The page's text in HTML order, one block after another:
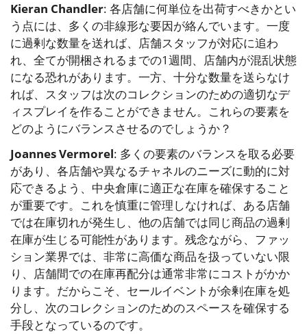
Kieran Chandler: 各店舗に何単位を出荷すべきかとい
う点には、多くの非線形な要因が絡んでいます。一度
に過剰な数量を送れば、店舗スタッフが対応に追わ
れ、全てが開梱されるまでの1週間、店舗内が混乱状態
になる恐れがあります。一方、十分な数量を送らなけ
れば、スタッフは次のコレクションのための適切なデ
ィスプレイを作ることができません。これらの要素を
どのようにバランスさせるのでしょうか？
Joannes Vermorel: 多くの要素のバランスを取る必要
があり、各店舗や異なるチャネルのニーズに動的に対
応できるよう、中央倉庫に適正な在庫を確保すること
が重要です。これを慎重に管理しなければ、ある店舗
では在庫切れが発生し、他の店舗では同じ商品の過剰
在庫が生じる可能性があります。残念ながら、ファッ
ション業界では、非常に高価な商品を扱っていない限
り、店舗間での在庫再配分は通常非常にコストがかか
ります。だからこそ、セールイベントが余剰在庫を処
分し、次のコレクションのためのスペースを確保する
手段となっているのです。